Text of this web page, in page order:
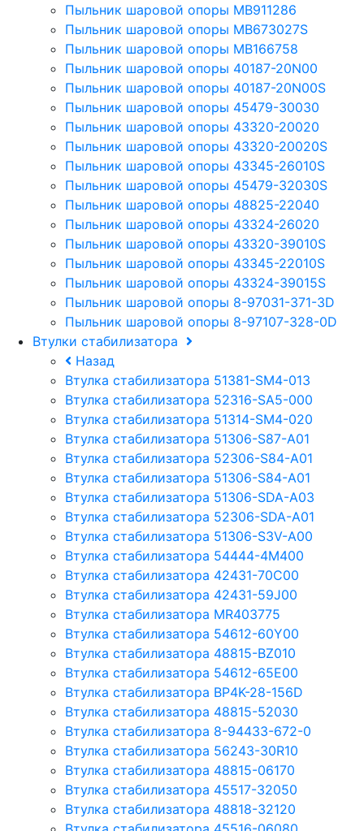
Пыльник шаровой опоры MB911286
Пыльник шаровой опоры MB673027S
Пыльник шаровой опоры MB166758
Пыльник шаровой опоры 40187-20N00
Пыльник шаровой опоры 40187-20N00S
Пыльник шаровой опоры 45479-30030
Пыльник шаровой опоры 43320-20020
Пыльник шаровой опоры 43320-20020S
Пыльник шаровой опоры 43345-26010S
Пыльник шаровой опоры 45479-32030S
Пыльник шаровой опоры 48825-22040
Пыльник шаровой опоры 43324-26020
Пыльник шаровой опоры 43320-39010S
Пыльник шаровой опоры 43345-22010S
Пыльник шаровой опоры 43324-39015S
Пыльник шаровой опоры 8-97031-371-3D
Пыльник шаровой опоры 8-97107-328-0D
Втулки стабилизатора
Назад
Втулка стабилизатора 51381-SM4-013
Втулка стабилизатора 52316-SA5-000
Втулка стабилизатора 51314-SM4-020
Втулка стабилизатора 51306-S87-A01
Втулка стабилизатора 52306-S84-A01
Втулка стабилизатора 51306-S84-A01
Втулка стабилизатора 51306-SDA-A03
Втулка стабилизатора 52306-SDA-A01
Втулка стабилизатора 51306-S3V-A00
Втулка стабилизатора 54444-4M400
Втулка стабилизатора 42431-70С00
Втулка стабилизатора 42431-59J00
Втулка стабилизатора MR403775
Втулка стабилизатора 54612-60Y00
Втулка стабилизатора 48815-BZ010
Втулка стабилизатора 54612-65Е00
Втулка стабилизатора BP4K-28-156D
Втулка стабилизатора 48815-52030
Втулка стабилизатора 8-94433-672-0
Втулка стабилизатора 56243-30R10
Втулка стабилизатора 48815-06170
Втулка стабилизатора 45517-32050
Втулка стабилизатора 48818-32120